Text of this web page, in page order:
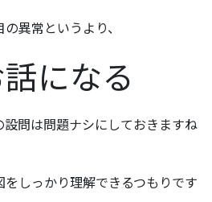
異常というより、
になる
問は問題ナシにしておきますね
しっかり理解できるつもりです